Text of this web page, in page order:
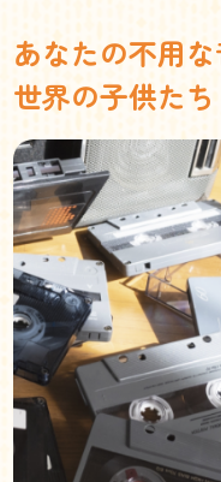
あなたの不用
世界の子供たち